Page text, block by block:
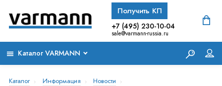
Получить КП
+7 (495) 230-10-04
sale@varmann-russia.ru
Каталог VARMANN
Каталог Информация Новости